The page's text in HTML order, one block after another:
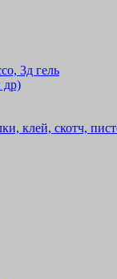
3д гель
др)
клей, скотч,